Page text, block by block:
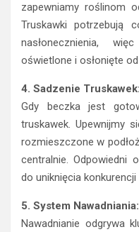
zapewniamy roślinom
Truskawki potrzebują
nasłonecznienia,
oświetlone i osłonięte
4. Sadzenie Truskawek:
Gdy beczka jest
truskawek. Upewnijmy
rozmieszczone w
centralnie. Odpowiedni
do uniknięcia konkurencji
5. System Nawadniania:
Nawadnianie odgrywa